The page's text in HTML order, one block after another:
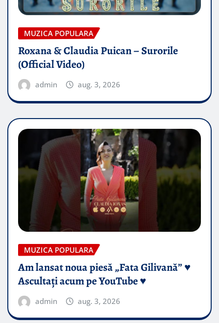
MUZICA POPULARA
Roxana & Claudia Puican – Surorile
(Official Video)
admin aug. 3, 2026
MUZICA POPULARA
Am lansat noua piesă „Fata Gilivană” ♥️
Ascultați acum pe YouTube ♥️
admin aug. 3, 2026